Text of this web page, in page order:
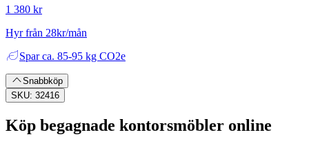
1 380 kr
Hyr från 28kr/mån
Spar ca. 85-95 kg CO2e
Snabbköp
SKU: 32416
Köp begagnade kontorsmöbler online